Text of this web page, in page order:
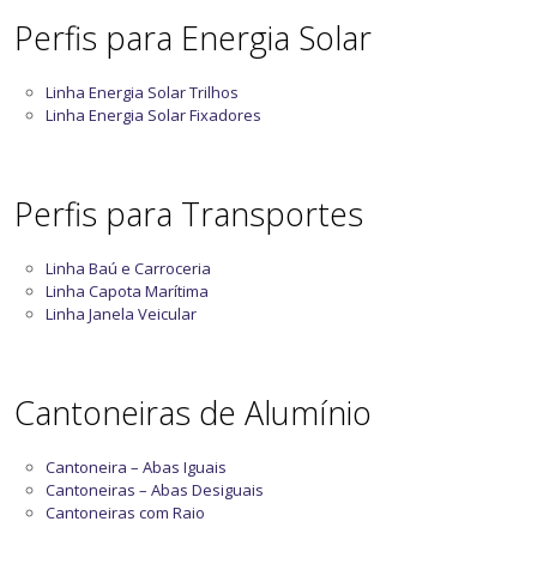
Perfis para Energia Solar
Linha Energia Solar Trilhos
Linha Energia Solar Fixadores
Perfis para Transportes
Linha Baú e Carroceria
Linha Capota Marítima
Linha Janela Veicular
Cantoneiras de Alumínio
Cantoneira – Abas Iguais
Cantoneiras – Abas Desiguais
Cantoneiras com Raio